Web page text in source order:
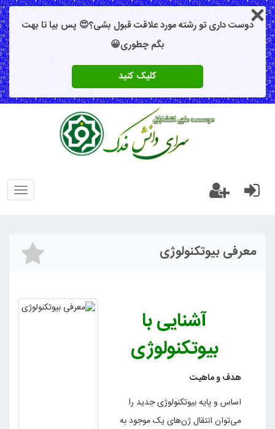
دوست داری تو رشته مورد علاقت قبول بشی؟😍 پس بیا تا بهت
بگم چطوری😀
کلیک کنید
معرفی بیوتکنولوژی
آشنایی با
بیوتکنولوژی
هدف و ماهیت
اساس‌ و پایه‌ بیوتکنولوژی‌ جدید را
می‌توان‌ انتقال‌ ژن‌های‌ یک‌ موجود به‌